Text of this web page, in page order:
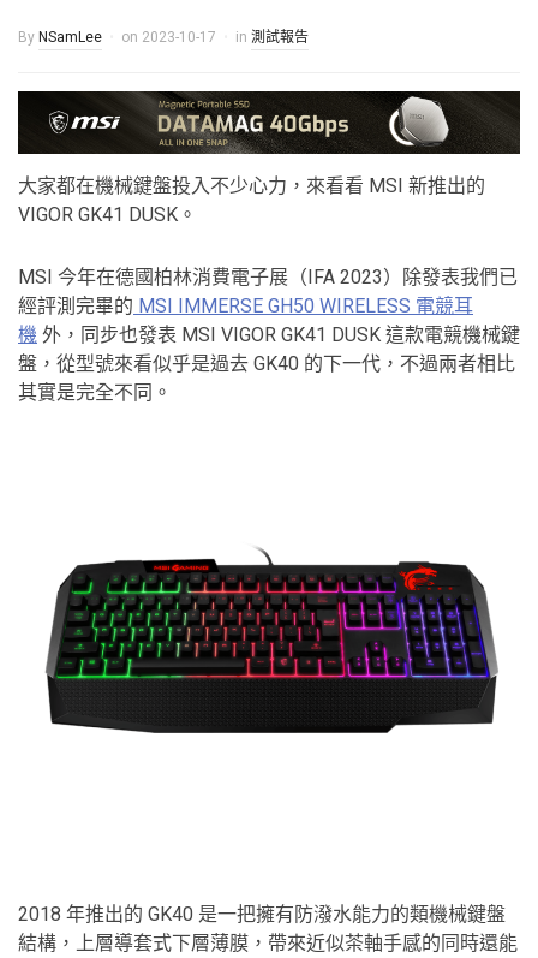
By NSamLee on 2023-10-17 in 測試報告
大家都在機械鍵盤投入不少心力，來看看 MSI 新推出的
VIGOR GK41 DUSK。
MSI 今年在德國柏林消費電子展（IFA 2023）除發表我們已
經評測完畢的 MSI IMMERSE GH50 WIRELESS 電競耳
機 外，同步也發表 MSI VIGOR GK41 DUSK 這款電競機械鍵
盤，從型號來看似乎是過去 GK40 的下一代，不過兩者相比
其實是完全不同。
2018 年推出的 GK40 是一把擁有防潑水能力的類機械鍵盤
結構，上層導套式下層薄膜，帶來近似茶軸手感的同時還能